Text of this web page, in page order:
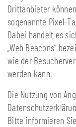
Drittanbieter
sogenannte Pixel-
Dabei handelt es
„Web Beacons“
wie der
werden kann.
Die Nutzung von
Bitte informieren